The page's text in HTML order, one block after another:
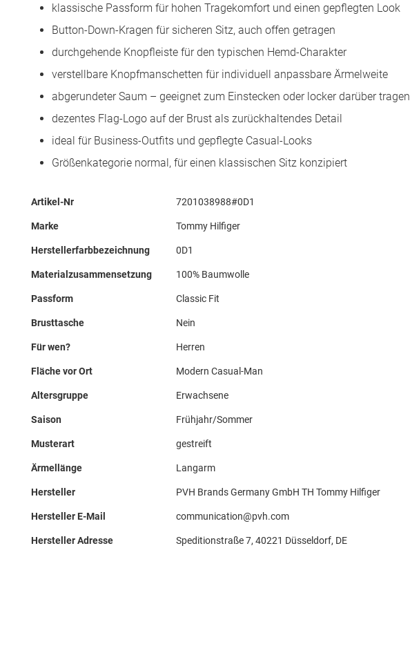
klassische Passform für hohen Tragekomfort und einen gepflegten Look
Button-Down-Kragen für sicheren Sitz, auch offen getragen
durchgehende Knopfleiste für den typischen Hemd-Charakter
verstellbare Knopfmanschetten für individuell anpassbare Ärmelweite
abgerundeter Saum – geeignet zum Einstecken oder locker darüber tragen
dezentes Flag-Logo auf der Brust als zurückhaltendes Detail
ideal für Business-Outfits und gepflegte Casual-Looks
Größenkategorie normal, für einen klassischen Sitz konzipiert
Mehr
Artikel-Nr 7201038988#0D1
Marke Tommy Hilfiger
Herstellerfarbbezeichnung 0D1
Materialzusammensetzung 100% Baumwolle
Passform Classic Fit
Brusttasche Nein
Für wen? Herren
Fläche vor Ort Modern Casual-Man
Altersgruppe Erwachsene
Saison Frühjahr/Sommer
Musterart gestreift
Ärmellänge Langarm
Hersteller PVH Brands Germany GmbH TH Tommy Hilfiger
Hersteller E-Mail communication@pvh.com
Hersteller Adresse Speditionstraße 7, 40221 Düsseldorf, DE